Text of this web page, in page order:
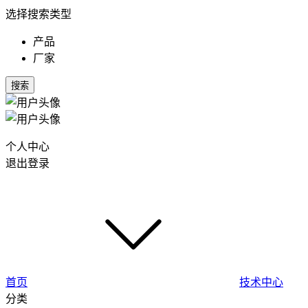
选择搜索类型
产品
厂家
搜索
个人中心
退出登录
首页
技术中心
分类